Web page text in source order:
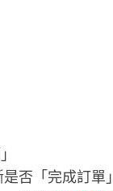
否「完成訂單」